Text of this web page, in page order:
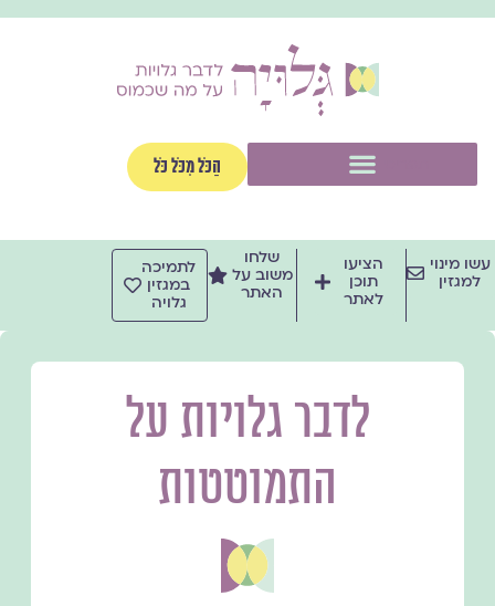
לתוכן
הַכֹּל מִכֹּל כֹּל
עשו מינוי
למגזין
הציעו
תוכן
לאתר
שלחו
משוב על
האתר
לתמיכה
במגזין
גלויה
לדבר גלויות על
התמוטטות